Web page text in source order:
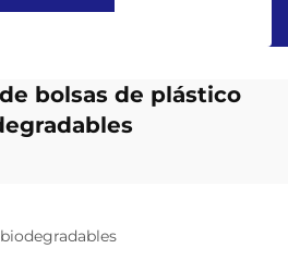
bolsas de plástico